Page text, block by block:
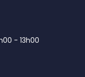
- 13h00